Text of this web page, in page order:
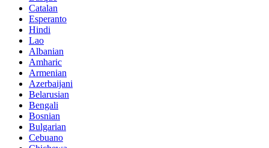
Catalan
Esperanto
Hindi
Lao
Albanian
Amharic
Armenian
Azerbaijani
Belarusian
Bengali
Bosnian
Bulgarian
Cebuano